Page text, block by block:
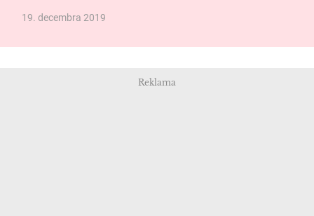
19. decembra 2019
Reklama